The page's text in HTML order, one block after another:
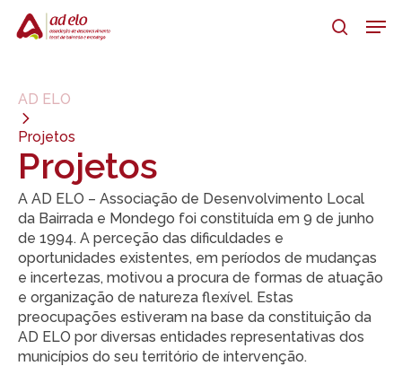
search
AD ELO
Projetos
Projetos
A AD ELO – Associação de Desenvolvimento Local
da Bairrada e Mondego foi constituída em 9 de junho
de 1994. A perceção das dificuldades e
oportunidades existentes, em períodos de mudanças
e incertezas, motivou a procura de formas de atuação
e organização de natureza flexível. Estas
preocupações estiveram na base da constituição da
AD ELO por diversas entidades representativas dos
municípios do seu território de intervenção.